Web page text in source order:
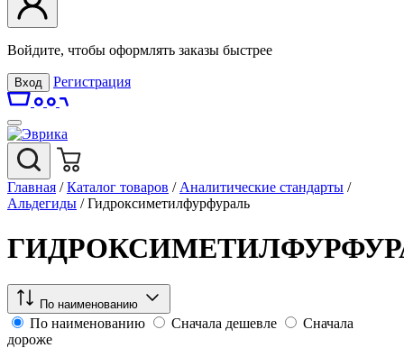
Войдите, чтобы оформлять заказы быстрее
Вход Регистрация
Главная / Каталог товаров / Аналитические стандарты /
Альдегиды / Гидроксиметилфурфураль
По наименованию
По наименованию Сначала дешевле
Сначала
дороже